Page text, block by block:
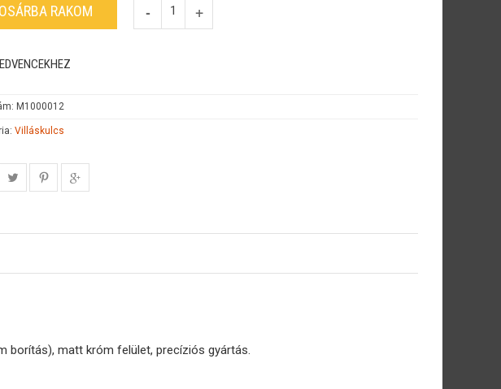
RAKOM
M1000012
Villáskulcs
borítás), matt króm felület, precíziós gyártás.